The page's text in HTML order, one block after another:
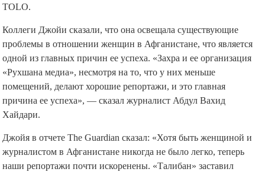
TOLO.
Коллеги Джойи сказали, что она освещала существующие
проблемы в отношении женщин в Афганистане, что является
одной из главных причин ее успеха. «Захра и ее организация
«Рухшана медиа», несмотря на то, что у них меньше
помещений, делают хорошие репортажи, и это главная
причина ее успеха», — сказал журналист Абдул Вахид
Хайдари.
Джойя в отчете The Guardian сказал: «Хотя быть женщиной и
журналистом в Афганистане никогда не было легко, теперь
наши репортажи почти искоренены. «Талибан» заставил